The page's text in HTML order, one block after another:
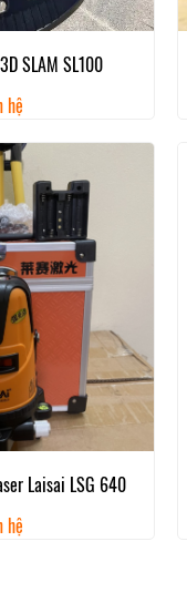
SLAM SL100
hệ
Laisai LSG 640
hệ